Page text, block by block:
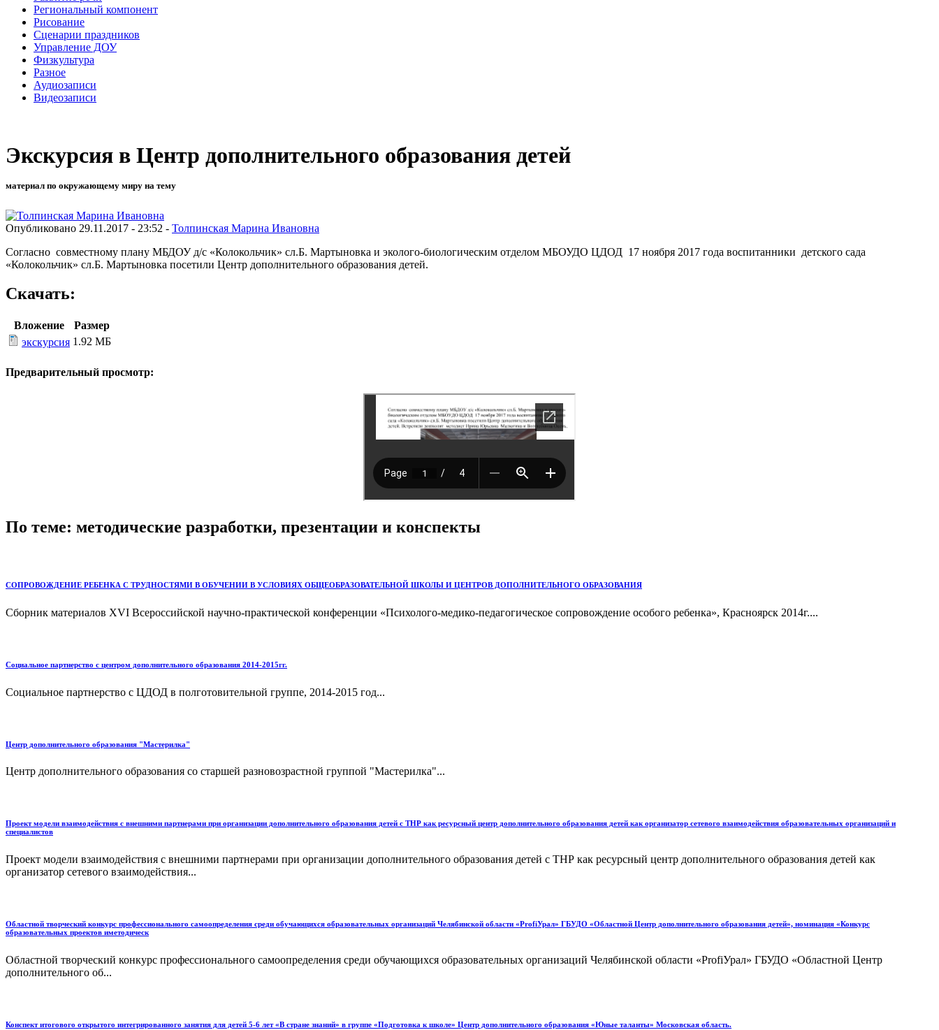
Региональный компонент
Рисование
Сценарии праздников
Управление ДОУ
Физкультура
Разное
Аудиозаписи
Видеозаписи
Экскурсия в Центр дополнительного образования детей
материал по окружающему миру на тему
Опубликовано 29.11.2017 - 23:52 - Толпинская Марина Ивановна
Согласно совместному плану МБДОУ д/с «Колокольчик» сл.Б. Мартыновка и эколого-биологическим отделом МБОУДО ЦДОД 17 ноября 2017 года воспитанники детского сада
«Колокольчик» сл.Б. Мартыновка посетили Центр дополнительного образования детей.
Скачать:
Вложение
Размер
экскурсия 1.92 МБ
Предварительный просмотр:
По теме: методические разработки, презентации и конспекты
СОПРОВОЖДЕНИЕ РЕБЕНКА С ТРУДНОСТЯМИ В ОБУЧЕНИИ В УСЛОВИЯХ ОБЩЕОБРАЗОВАТЕЛЬНОЙ ШКОЛЫ И ЦЕНТРОВ ДОПОЛНИТЕЛЬНОГО ОБРАЗОВАНИЯ
Сборник материалов XVI Всероссийской научно-практической конференции «Психолого-медико-педагогическое сопровождение особого ребенка», Красноярск 2014г....
Социальное партнерство с центром дополнительного образования 2014-2015гг.
Социальное партнерство с ЦДОД в полготовительной группе, 2014-2015 год...
Центр дополнительного образования "Мастерилка"
Центр дополнительного образования со старшей разновозрастной группой "Мастерилка"...
Проект модели взаимодействия с внешними партнерами при организации дополнительного образования детей с ТНР как ресурсный центр дополнительного образования детей как организатор сетевого взаимодействия образовательных организаций и
специалистов
Проект модели взаимодействия с внешними партнерами при организации дополнительного образования детей с ТНР как ресурсный центр дополнительного образования детей как
организатор сетевого взаимодействия...
Областной творческий конкурс профессионального самоопределения среди обучающихся образовательных организаций Челябинской области «ProfiУрал» ГБУДО «Областной Центр дополнительного образования детей», номинация «Конкурс
образовательных проектов иметодическ
Областной творческий конкурс профессионального самоопределения среди обучающихся образовательных организаций Челябинской области «ProfiУрал» ГБУДО «Областной Центр
дополнительного об...
Конспект итогового открытого интегрированного занятия для детей 5-6 лет «В стране знаний» в группе «Подготовка к школе» Центр дополнительного образования «Юные таланты» Московская область.